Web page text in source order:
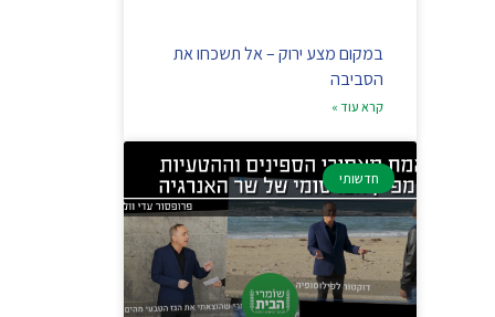
במקום מצע ירוק – אל תשכחו את
הסביבה
קרא עוד »
חדשותי